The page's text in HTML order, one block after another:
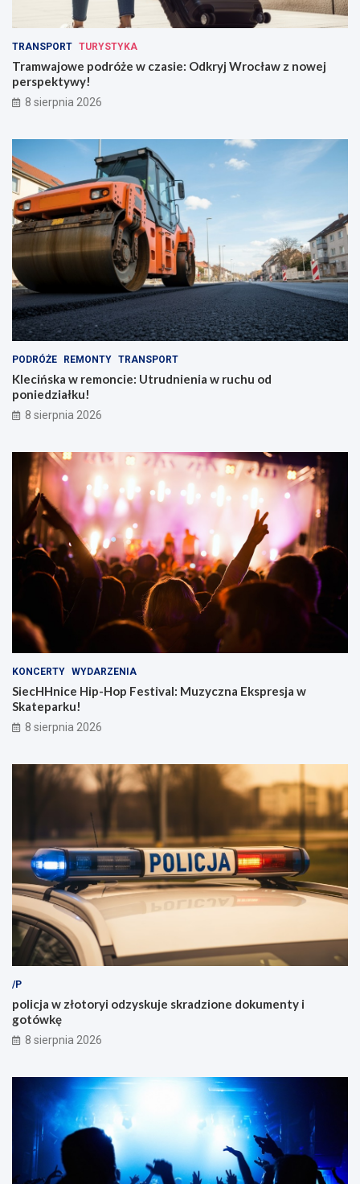
TRANSPORT TURYSTYKA
Tramwajowe podróże w czasie: Odkryj Wrocław z nowej
perspektywy!
8 sierpnia 2026
PODRÓŻE REMONTY TRANSPORT
Klecińska w remoncie: Utrudnienia w ruchu od
poniedziałku!
8 sierpnia 2026
KONCERTY WYDARZENIA
SiecHHnice Hip-Hop Festival: Muzyczna Ekspresja w
Skateparku!
8 sierpnia 2026
/P
policja w złotoryi odzyskuje skradzione dokumenty i
gotówkę
8 sierpnia 2026